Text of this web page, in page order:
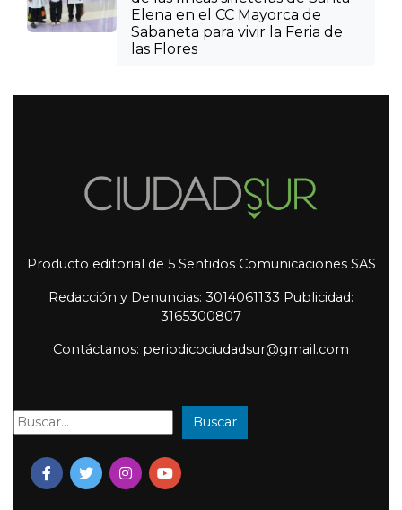
Elena en el CC Mayorca de
Sabaneta para vivir la Feria de
las Flores
Producto editorial de 5 Sentidos Comunicaciones SAS
Redacción y Denuncias: 3014061133 Publicidad:
3165300807
Contáctanos: periodicociudadsur@gmail.com
Buscar: Buscar